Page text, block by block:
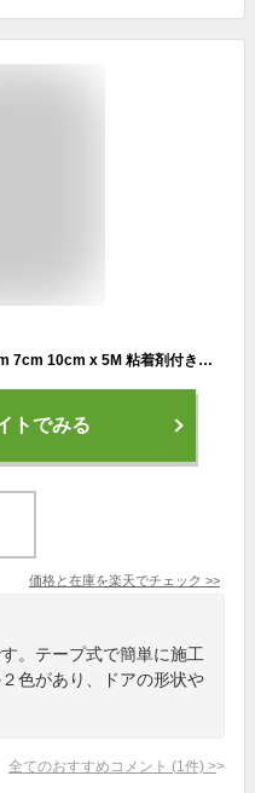
車用プロテクションフィルム 3cm 5cm 7cm 10cm x 5M 粘着剤付き カーボン 黒 白 2色 4サイズ フィルムテープ カーボンブラック ドアシル保護フィルム テープ式 傷保護 ドアエッジプロテクター ドアエッジモール 取り付けが簡単
トでみる
価格と在庫を楽天でチェック >>
。テープ式で簡単に施工
色があり、ドアの形状や
全てのおすすめコメント (1 件) >